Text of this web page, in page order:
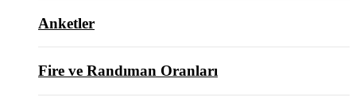
Anketler
Fire ve Randıman Oranları